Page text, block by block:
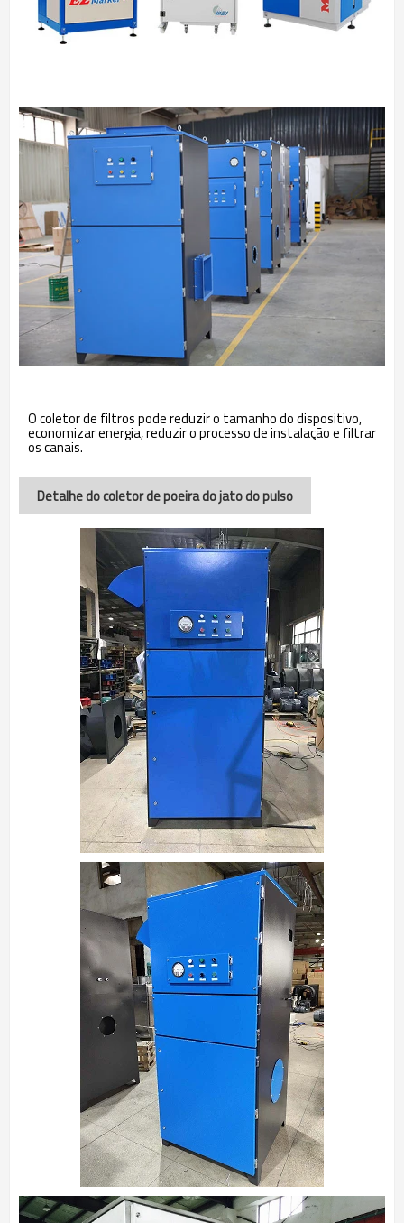
O coletor de filtros pode reduzir o tamanho do dispositivo,
economizar energia, reduzir o processo de instalação e filtrar
os canais.
Detalhe do coletor de poeira do jato do pulso